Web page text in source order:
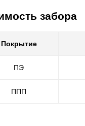
забора
Покрытие
ПЭ
ППП